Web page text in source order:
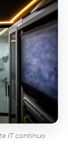
IT contínuo